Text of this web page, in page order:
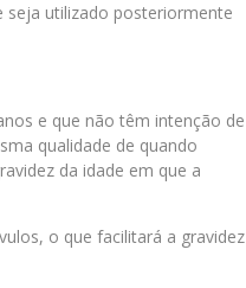
seja utilizado posteriormente
e que não têm intenção de
qualidade de quando
da idade em que a
o que facilitará a gravidez